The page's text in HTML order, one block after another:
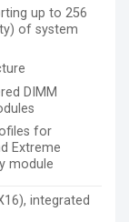
up to 256
of system
DIMM
for
Extreme
module
integrated